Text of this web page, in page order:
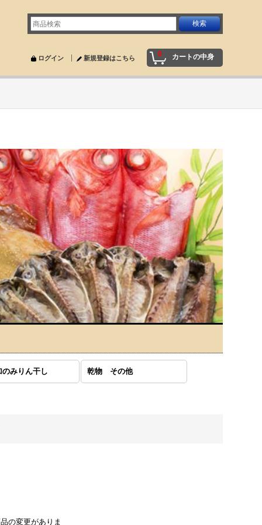
0 カートの中身
ログイン 新規登録はこちら
のみりん干し 乾物 その他
変更がありま